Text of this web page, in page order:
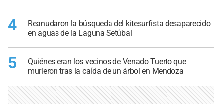
4
Reanudaron la búsqueda del kitesurfista desaparecido
en aguas de la Laguna Setúbal
5
Quiénes eran los vecinos de Venado Tuerto que
murieron tras la caída de un árbol en Mendoza